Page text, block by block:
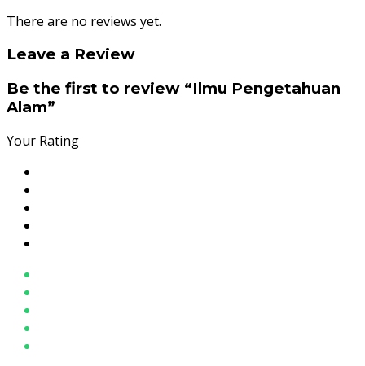
There are no reviews yet.
Leave a Review
Be the first to review “Ilmu Pengetahuan
Alam”
Your Rating